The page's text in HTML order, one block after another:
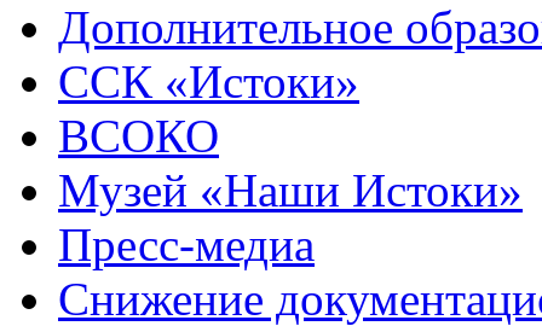
Дополнительное
ССК «Истоки»
ВСОКО
Музей «Наши Истоки»
Пресс-медиа
Снижение